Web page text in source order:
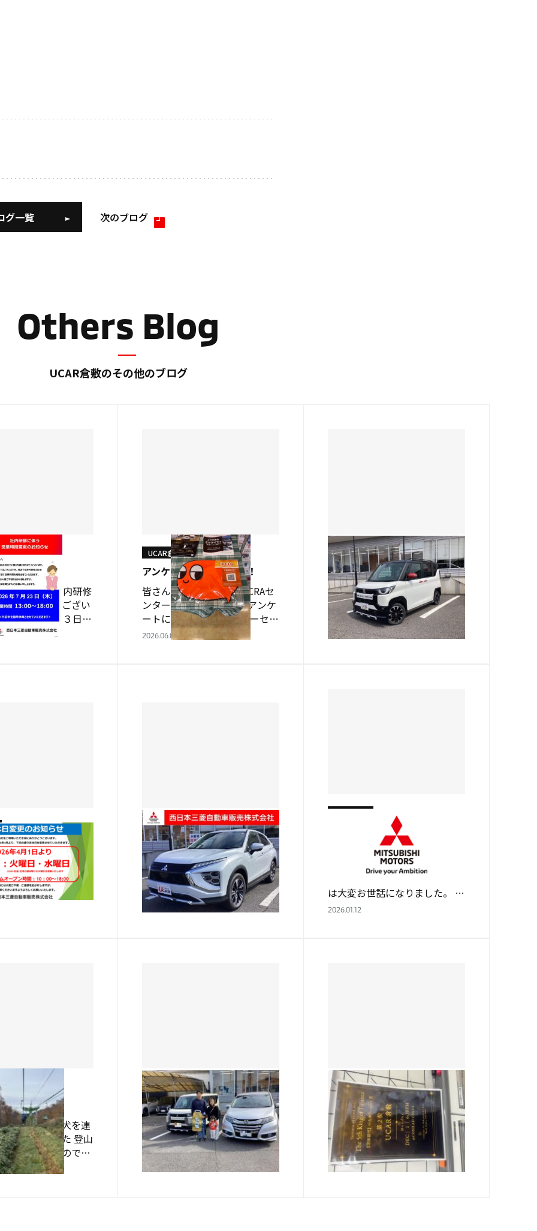
グ一覧 次のブログ
Others Blog
UCAR倉敷のその他のブログ
のお知らせ
敷 です。 社内研修
時間の変更がござい
２６年７月２３日
時間は１３：００か
アンケートでプレゼント！
UCAR倉敷
皆さんこんにちは 今、UCRAセ
ンターにてご成約頂いてアンケ
ートにお答え頂ければ カーセン
サーオリジナルの拭き上げクロ
2026.06.08
こだわりのカスタム車
UCAR倉敷
今回はUCAR倉敷で作成したカ
スタム車を一部ですがご紹介し
ます！ 好みもありますが、デリ
カミニはライトカスタムで デリ
2026.05.30
んにちは。 4月から
わります。 毎週 火
日になりました。 さ
ら なので4月7日
UCAR倉敷おススメ中古車情報
UCAR倉敷
【車両情報】 三菱 エクリプス
クロス G 雹害車両 1500cc／
2WD／5人乗り カラー／白パー
ル 初年度登録年月／2025.12 販
あけましておめでとうございま
あけましておめでとうございま
す。 遅くなりましたが、 昨年
は大変お世話になりました。 １
月４日より営業しております。
2026.01.12
喫
県の剣山に愛犬を連
行ってきました 登山
よく行ってたのです
ルフばっかり！ 犬
納車しました。それから・・・
UCAR倉敷
先日、ご納車いたしました。 岡
山のお隣の県よりお越しのH様
せっかくのご当地ナンバーはモ
ザイクです。スミマセン。 （写
2025.11.08
King of Finance
UCAR倉敷
皆さんこんにちは！ 今回、初め
てKing of Financeに店舗で入賞
できました！ なので １２月１
日大阪での表彰式に行ってきま
2025.11.03